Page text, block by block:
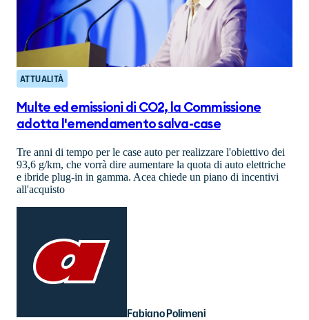
ATTUALITÀ
Multe ed emissioni di CO2, la Commissione
adotta l'emendamento salva-case
Tre anni di tempo per le case auto per realizzare l'obiettivo dei
93,6 g/km, che vorrà dire aumentare la quota di auto elettriche
e ibride plug-in in gamma. Acea chiede un piano di incentivi
all'acquisto
Fabiano Polimeni